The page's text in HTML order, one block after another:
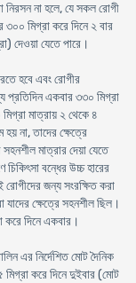
নিরসন না হলে, যে সকল রোগী
৩০০ মিগ্রা করে দিনে ২ বার
দেওয়া যেতে পারে।
হবে এবং রোগীর
প্রতিদিন একবার ৩৩০ মিগ্রা
মাত্রায় ২ থেকে ৪
না, তাদের ক্ষেত্রে
মাত্রার দেয়া যেতে
চিকিৎসা বন্ধের উচ্চ হারের
রোগীদের জন্য সংরক্ষিত করা
যাদের ক্ষেত্রে সহনশীল ছিল।
করে দিনে একবার।
এর নির্দেশিত মোট দৈনিক
করে দিনে দুইবার (মোট